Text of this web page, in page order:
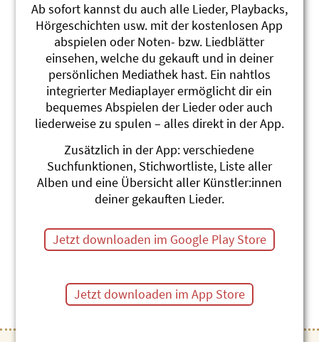
Uf Räuberjagd
Silberbüx
Die Doppel-CD mit dem SRF-Hörspiel «Silberbüx und
de Stadträuber» und Hits wie «Gheimagente» und
19 Tracks, Dauer 72 min, 2014
Ab sofort kannst du auch alle Lieder, Playbacks,
Hörgeschichten usw. mit der kostenlosen App
abspielen oder Noten- bzw. Liedblätter
einsehen, welche du gekauft und in deiner
persönlichen Mediathek hast. Ein nahtlos
integrierter Mediaplayer ermöglicht dir ein
bequemes Abspielen der Lieder oder auch
liederweise zu spulen – alles direkt in der App.
Zusätzlich in der App: verschiedene
Suchfunktionen, Stichwortliste, Liste aller
Alben und eine Übersicht aller Künstler:innen
deiner gekauften Lieder.
Jetzt downloaden im Google Play Store
Jetzt downloaden im App Store